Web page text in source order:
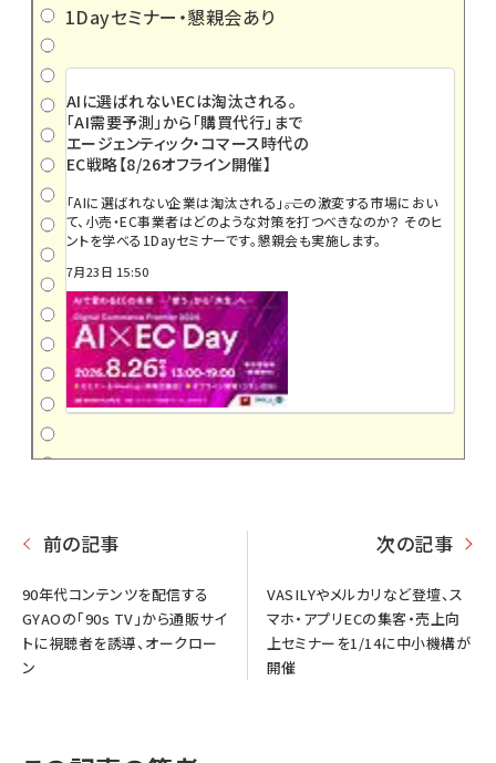
1Dayセミナー・懇親会あり
AIに選ばれないECは淘汰される。
「AI需要予測」から「購買代行」まで
エージェンティック・コマース時代の
EC戦略【8/26オフライン開催】
「AIに選ばれない企業は淘汰される」――。この激変する市場におい
て、小売・EC事業者はどのような対策を打つべきなのか？ そのヒ
ントを学べる1Dayセミナーです。懇親会も実施します。
7月23日 15:50
前の記事
90年代コンテンツを配信する
GYAOの「90s TV」から通販サイ
トに視聴者を誘導、オークロー
ン
次の記事
VASILYやメルカリなど登壇、ス
マホ・アプリECの集客・売上向
上セミナーを1/14に中小機構が
開催